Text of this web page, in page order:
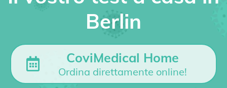
Berlin
CoviMedical Home
Ordina direttamente online!